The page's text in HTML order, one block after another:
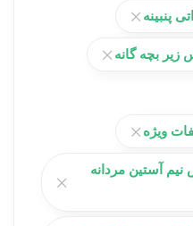
پنبینه
زیر بچه گانه
ویژه
آستین مردانه